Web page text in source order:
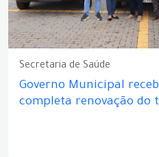
Secretaria de Saúde
Governo Municipal
completa renovação do